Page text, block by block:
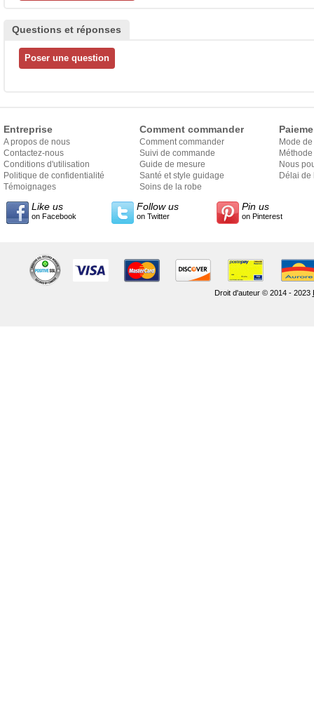
Questions et réponses
Entreprise
A propos de nous
Contactez-nous
Conditions d'utilisation
Politique de confidentialité
Témoignages
Comment commander
Comment commander
Suivi de commande
Guide de mesure
Santé et style guidage
Soins de la robe
Mode
Nous
Délai de
Like us
on Facebook
Follow us
on Twitter
Pin us
on Pinterest
Droit d'auteur © 2014 - 2023